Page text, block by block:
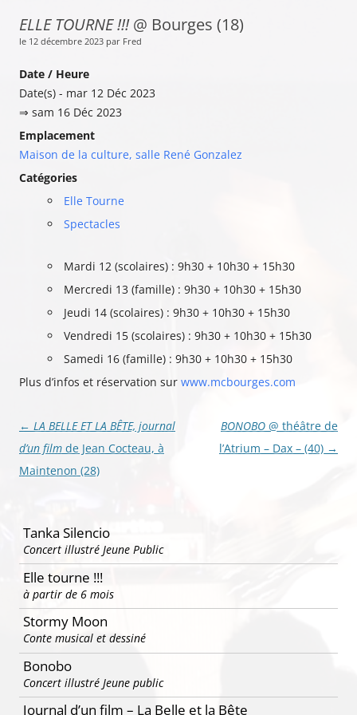
ELLE TOURNE !!!@ Bourges (18)
le 12 décembre 2023 par Fred
Date / Heure
Date(s) - mar 12 Déc 2023
⇒ sam 16 Déc 2023
Emplacement
Maison de la culture, salle René Gonzalez
Catégories
Elle Tourne
Spectacles
Mardi 12 (scolaires) : 9h30 + 10h30 + 15h30
Mercredi 13 (famille) : 9h30 + 10h30 + 15h30
Jeudi 14 (scolaires) : 9h30 + 10h30 + 15h30
Vendredi 15 (scolaires) : 9h30 + 10h30 + 15h30
Samedi 16 (famille) : 9h30 + 10h30 + 15h30
Plus d’infos et réservation sur www.mcbourges.com
Navigation
des
articles
← LA BELLE ET LA BÊTE, journal
d’un film de Jean Cocteau, à
Maintenon (28)
BONOBO @ théâtre de
l’Atrium – Dax – (40) →
Tanka Silencio
Concert illustré Jeune Public
Elle tourne !!!
à partir de 6 mois
Stormy Moon
Conte musical et dessiné
Bonobo
Concert illustré Jeune public
Journal d’un film – La Belle et la Bête